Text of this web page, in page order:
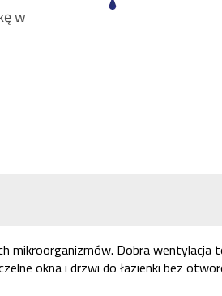
w
mikroorganizmów. Dobra wentylacja
okna i drzwi do łazienki bez